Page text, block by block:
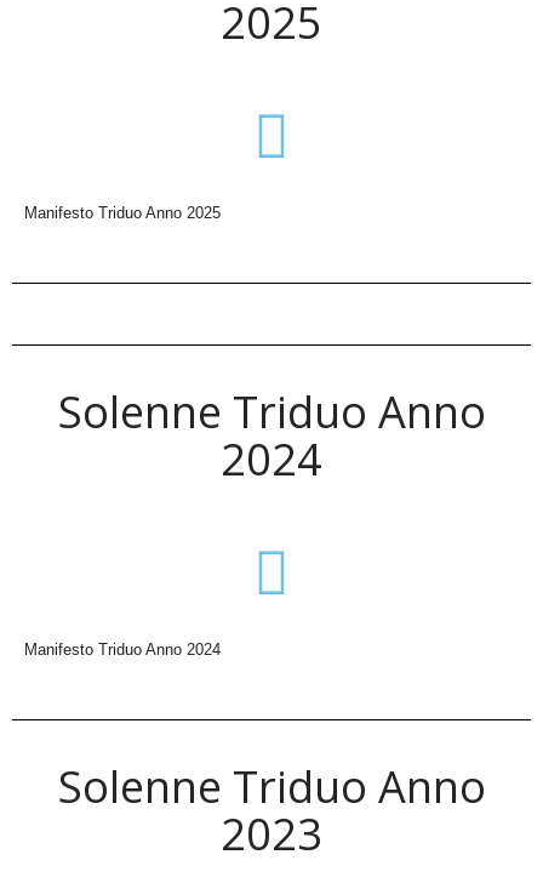
2025
Manifesto Triduo Anno 2025
Solenne Triduo Anno
2024
Manifesto Triduo Anno 2024
Solenne Triduo Anno
2023